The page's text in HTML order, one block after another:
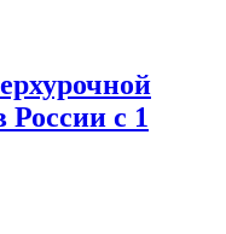
России с 1